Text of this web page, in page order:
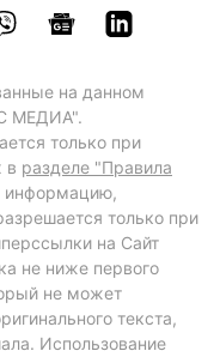
на данном
МЕДИА".
только при
в разделе "Правила
информацию,
только при
на Сайт
не ниже первого
не может
текста,
Использование